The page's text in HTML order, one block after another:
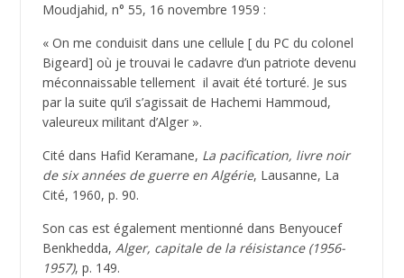
Moudjahid, n° 55, 16 novembre 1959 :
« On me conduisit dans une cellule [ du PC du colonel
Bigeard] où je trouvai le cadavre d’un patriote devenu
méconnaissable tellement il avait été torturé. Je sus
par la suite qu’il s’agissait de Hachemi Hammoud,
valeureux militant d’Alger ».
Cité dans Hafid Keramane, La pacification, livre noir
de six années de guerre en Algérie, Lausanne, La
Cité, 1960, p. 90.
Son cas est également mentionné dans Benyoucef
Benkhedda, Alger, capitale de la réisistance (1956-
1957), p. 149.